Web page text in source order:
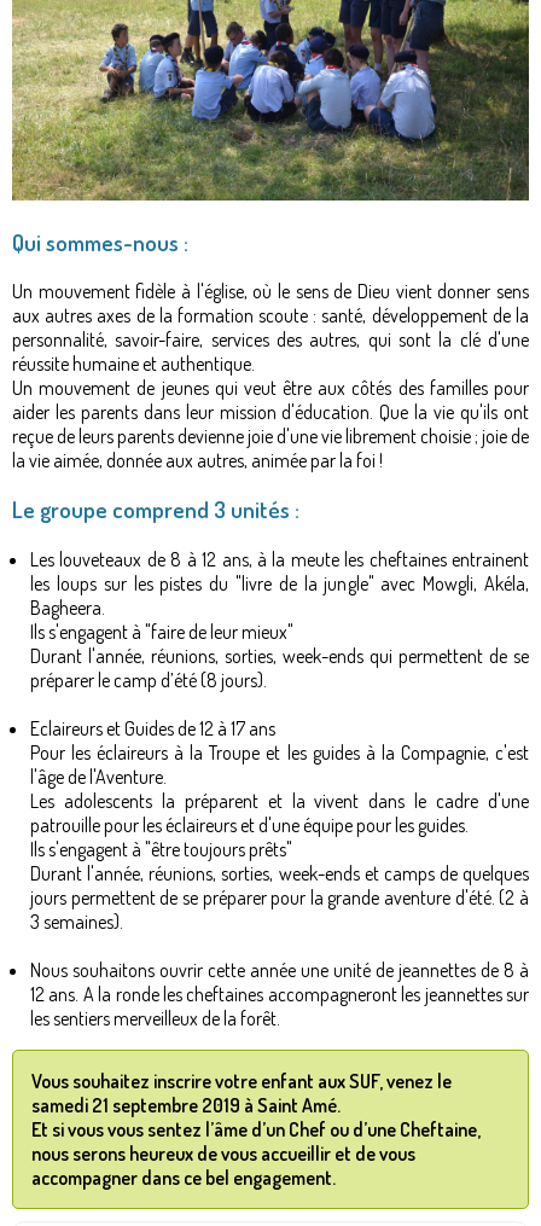
Qui sommes-nous :
Un mouvement fidèle à l'église, où le sens de Dieu vient donner sens
aux autres axes de la formation scoute : santé, développement de la
personnalité, savoir-faire, services des autres, qui sont la clé d'une
réussite humaine et authentique.
Un mouvement de jeunes qui veut être aux côtés des familles pour
aider les parents dans leur mission d'éducation. Que la vie qu'ils ont
reçue de leurs parents devienne joie d'une vie librement choisie ; joie de
la vie aimée, donnée aux autres, animée par la foi !
Le groupe comprend 3 unités :
Les louveteaux de 8 à 12 ans, à la meute les cheftaines entrainent
les loups sur les pistes du "livre de la jungle" avec Mowgli, Akéla,
Bagheera.
Ils s'engagent à "faire de leur mieux"
Durant l'année, réunions, sorties, week-ends qui permettent de se
préparer le camp d’été (8 jours).
Eclaireurs et Guides de 12 à 17 ans
Pour les éclaireurs à la Troupe et les guides à la Compagnie, c'est
l'âge de l'Aventure.
Les adolescents la préparent et la vivent dans le cadre d'une
patrouille pour les éclaireurs et d'une équipe pour les guides.
Ils s'engagent à "être toujours prêts"
Durant l'année, réunions, sorties, week-ends et camps de quelques
jours permettent de se préparer pour la grande aventure d'été. (2 à
3 semaines).
Nous souhaitons ouvrir cette année une unité de jeannettes de 8 à
12 ans. A la ronde les cheftaines accompagneront les jeannettes sur
les sentiers merveilleux de la forêt.
Vous souhaitez inscrire votre enfant aux SUF, venez le
samedi 21 septembre 2019 à Saint Amé.
Et si vous vous sentez l’âme d’un Chef ou d’une Cheftaine,
nous serons heureux de vous accueillir et de vous
accompagner dans ce bel engagement.